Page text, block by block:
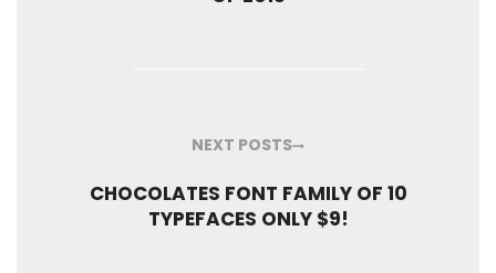
NEXT POSTS
CHOCOLATES FONT FAMILY OF 10
TYPEFACES ONLY $9!